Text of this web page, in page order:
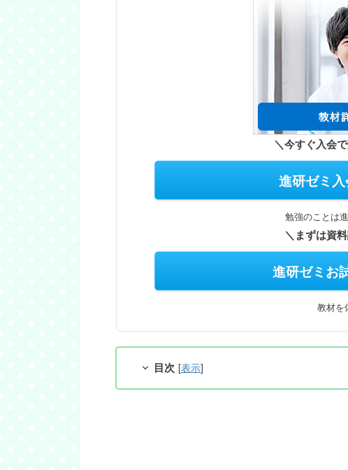
＼今すぐ入会
進研ゼミ
勉強のことは
＼まずは資
進研ゼミお
教材を
目次 [表示]